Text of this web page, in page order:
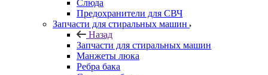
Слюда
Предохранители для СВЧ
Запчасти для стиральных машин
Назад
Запчасти для стиральных машин
Манжеты люка
Ребра бака